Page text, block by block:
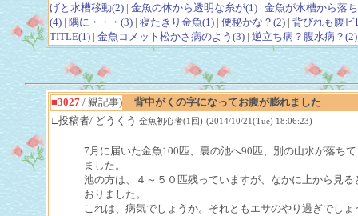
げと水槽移動(2)| 金魚の体から透明な糸が(1)| 金魚が水槽から落
(4)| 隅に・・・(3)| 寝たきり金魚(1)| 便秘かな？(2)| 背びれも腹ビ
TITLE(1)| 金魚コメット松かさ病のよう(3)| 逆立ち病？腹水病？(2)
■3027/ 親記事)
背中がくの字になってお腹が膨れました
□投稿者/ どうくう 金魚初心者(1回)-(2014/10/21(Tue) 18:06:23)
7月に届いた金魚100匹、裏の池へ90匹、別の山水が落ち
ました。
池の方は、４～５０匹残っていますが、なかに上から見
おりました。
これは、病気でしょうか。それともエサのやり過ぎでしょ